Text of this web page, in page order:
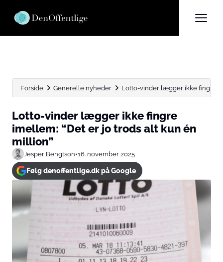
Forside Generelle nyheder Lotto-vinder lægger ikke fingre
Lotto-vinder lægger ikke fingre
imellem: “Det er jo trods alt kun én
million”
Jesper Bengtson•16. november 2025
Følg denoffentlige.dk på Google